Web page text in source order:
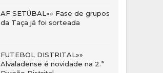
AF SETÚBAL»» Fase de grupos
da Taça já foi sorteada
FUTEBOL DISTRITAL»»
Alvaladense é novidade na 2.ª